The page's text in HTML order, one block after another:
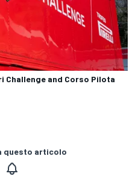
Challenge and Corso Pilota
questo articolo